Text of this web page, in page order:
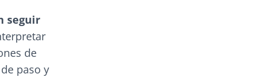
seguir
de
paso y